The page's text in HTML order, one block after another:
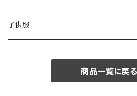
50/XL～
48/L
子供服
商品一覧に戻る